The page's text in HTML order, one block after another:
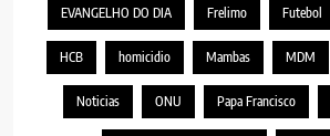
EVANGELHO DO DIA Frelimo Futebol
HCB homicidio Mambas MDM
Noticias ONU Papa Francisco